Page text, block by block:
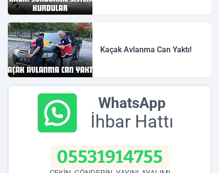
Kaçak Avlanma Can Yaktı!
WhatsApp
İhbar Hattı
05531914755